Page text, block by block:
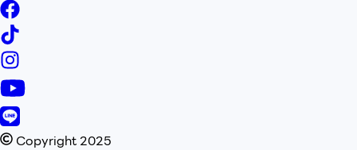
Copyright 2025